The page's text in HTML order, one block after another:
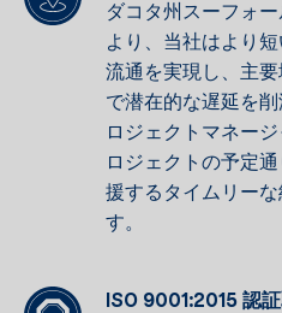
ダコタ州スーフォ
より、当社はより
流通を実現し、主
で潜在的な遅延を
ロジェクトマネー
ロジェクトの予定
援するタイムリー
す。
ISO 9001:2015 認